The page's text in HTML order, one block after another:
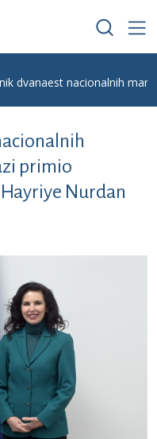
dvanaest nacionalnih
primio
Nurdan